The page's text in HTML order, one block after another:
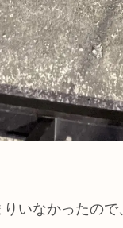
いなかったの